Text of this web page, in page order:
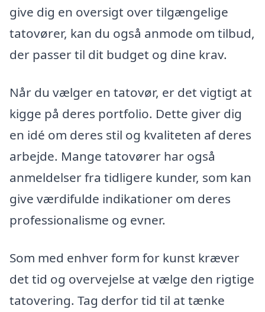
give dig en oversigt over tilgængelige
tatovører, kan du også anmode om tilbud,
der passer til dit budget og dine krav.
Når du vælger en tatovør, er det vigtigt at
kigge på deres portfolio. Dette giver dig
en idé om deres stil og kvaliteten af deres
arbejde. Mange tatovører har også
anmeldelser fra tidligere kunder, som kan
give værdifulde indikationer om deres
professionalisme og evner.
Som med enhver form for kunst kræver
det tid og overvejelse at vælge den rigtige
tatovering. Tag derfor tid til at tænke